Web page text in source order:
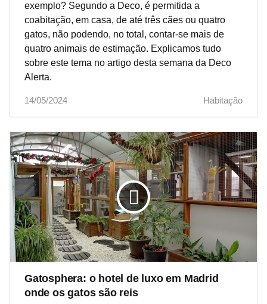
exemplo? Segundo a Deco, é permitida a
coabitação, em casa, de até três cães ou quatro
gatos, não podendo, no total, contar-se mais de
quatro animais de estimação. Explicamos tudo
sobre este tema no artigo desta semana da Deco
Alerta.
14/05/2024 Habitação
Gatosphera: o hotel de luxo em Madrid
onde os gatos são reis